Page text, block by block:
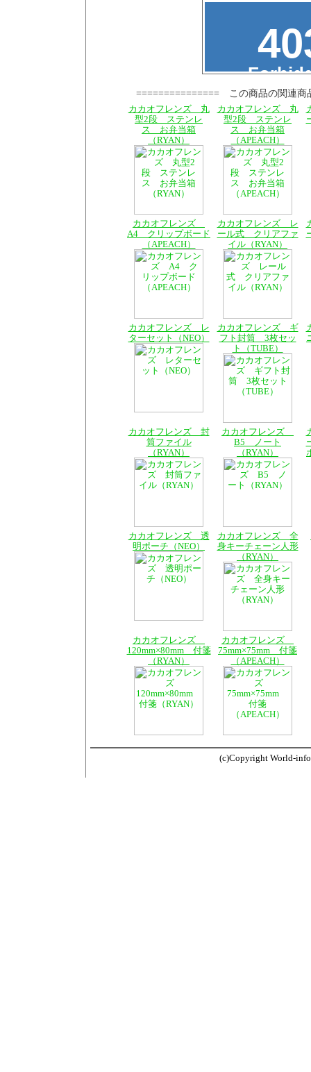
=============== この商品の関連
カカオフレンズ 丸
型2段 ステンレ
ス お弁当箱
（RYAN）
カカオフレンズ 丸
型2段 ステンレ
ス お弁当箱
（APEACH）
カカオフレンズ
A4 クリップボード
（APEACH）
カカオフレンズ レ
ール式 クリアファ
イル（RYAN）
カカオフレンズ レ
ターセット（NEO）
カカオフレンズ ギ
フト封筒 3枚セッ
ト（TUBE）
カカオフレンズ 封
筒ファイル
（RYAN）
カカオフレンズ
B5 ノート
（RYAN）
カカオフレンズ 透
明ポーチ（NEO）
カカオフレンズ 全
身キーチェーン人形
（RYAN）
カカオフレンズ
120mm×80mm 付箋
（RYAN）
カカオフレンズ
75mm×75mm 付箋
（APEACH）
(c)Copyright World-